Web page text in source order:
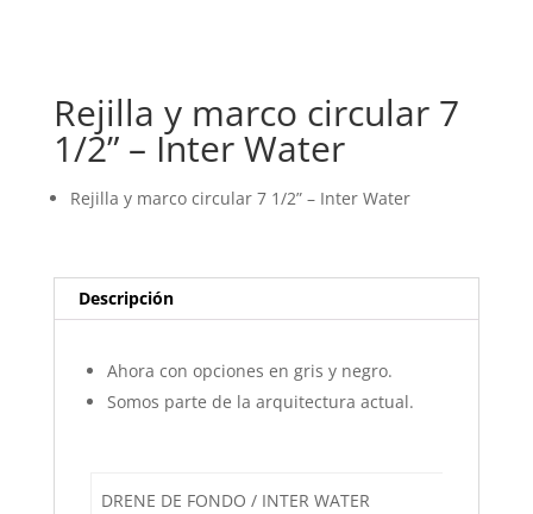
Rejilla y marco circular 7
1/2” – Inter Water
Rejilla y marco circular 7 1/2” – Inter Water
Descripción
Ahora con opciones en gris y negro.
Somos parte de la arquitectura actual.
DRENE DE FONDO / INTER WATER